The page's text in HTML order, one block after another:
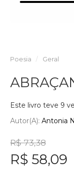
Poesia Geral
Este livro teve 9
Autor(a): Antonia
R$ 73,38
R$ 58,09